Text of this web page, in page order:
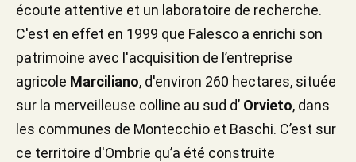
écoute attentive et un laboratoire de recherche.
C'est en effet en 1999 que Falesco a enrichi son
patrimoine avec l'acquisition de l’entreprise
agricole Marciliano, d'environ 260 hectares, située
sur la merveilleuse colline au sud d’ Orvieto, dans
les communes de Montecchio et Baschi. C’est sur
ce territoire d'Ombrie qu’a été construite